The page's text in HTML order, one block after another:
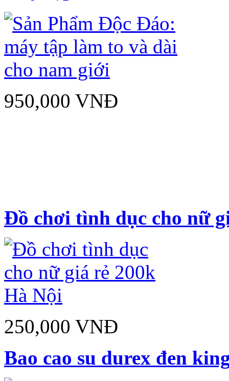
950,000 VNĐ
Đồ chơi tình dục cho nữ
250,000 VNĐ
Bao cao su durex đen